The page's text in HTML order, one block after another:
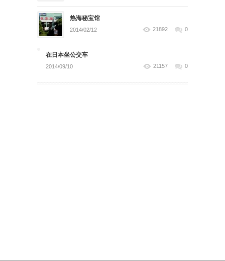
热海秘宝馆
2014/02/12 21892 0
在日本坐公交车
2014/09/10 21157 0